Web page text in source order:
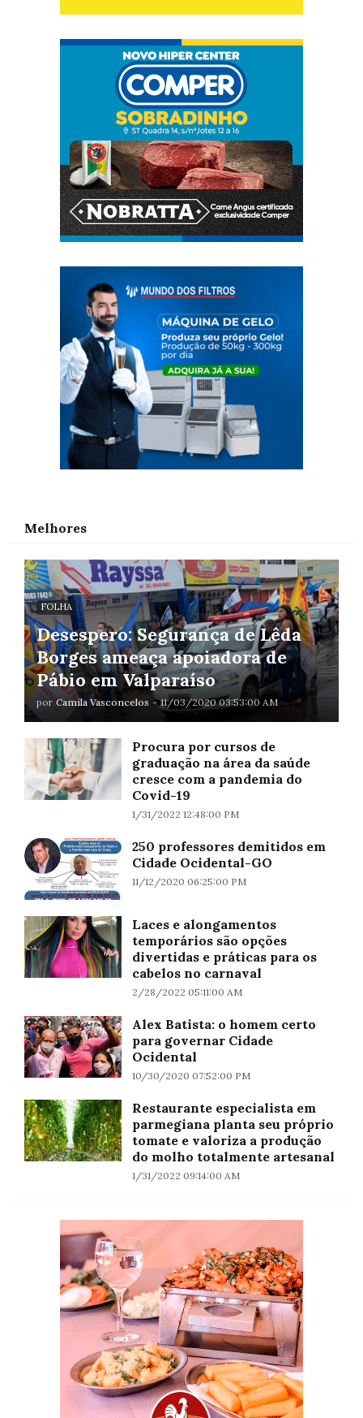
Melhores
FOLHA
Desespero: Segurança de Lêda
Borges ameaça apoiadora de
Pábio em Valparaíso
por Camila Vasconcelos - 11/03/2020 03:53:00 AM
Procura por cursos de
graduação na área da saúde
cresce com a pandemia do
Covid-19
1/31/2022 12:48:00 PM
250 professores demitidos em
Cidade Ocidental-GO
11/12/2020 06:25:00 PM
Laces e alongamentos
temporários são opções
divertidas e práticas para os
cabelos no carnaval
2/28/2022 05:11:00 AM
Alex Batista: o homem certo
para governar Cidade
Ocidental
10/30/2020 07:52:00 PM
Restaurante especialista em
parmegiana planta seu próprio
tomate e valoriza a produção
do molho totalmente artesanal
1/31/2022 09:14:00 AM